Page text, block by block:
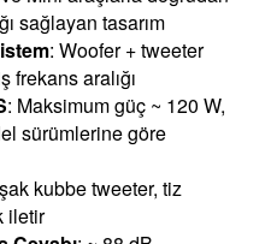
sağlayan tasarım
: Woofer + tweeter
aralığı
: Maksimum güç ~ 120 W,
sürümlerine göre
kubbe tweeter, tiz
iletir